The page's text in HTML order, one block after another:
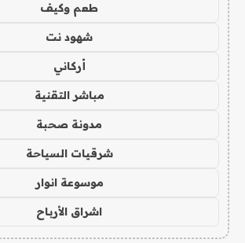
طعم وكيف
شهود نت
أركاني
مباشر التقنية
مدونة صحبة
شرقيات السياحة
موسوعة انوار
اشراق الأرباح